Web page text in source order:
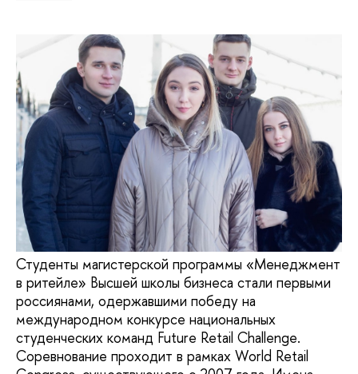
Студенты магистерской программы «Менеджмент
в ритейле» Высшей школы бизнеса стали первыми
россиянами, одержавшими победу на
международном конкурсе национальных
студенческих команд Future Retail Challenge.
Соревнование проходит в рамках World Retail